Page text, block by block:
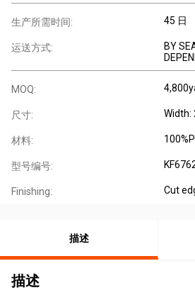
生产所需时间: 45 日
运送方式:
BY
MOQ:
尺寸:
材料:
型号编号:
Finishing: Cut
描述
描述